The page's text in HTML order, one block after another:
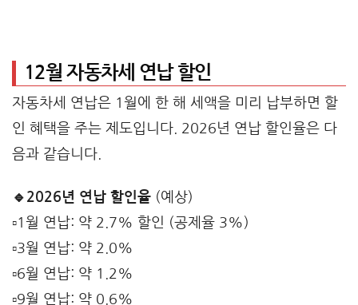
12월 자동차세 연납 할인
자동차세 연납은 1월에 한 해 세액을 미리 납부하면 할
인 혜택을 주는 제도입니다. 2026년 연납 할인율은 다
음과 같습니다.
🔹2026년 연납 할인율 (예상)
▫️1월 연납: 약 2.7% 할인 (공제율 3%)
▫️3월 연납: 약 2.0%
▫️6월 연납: 약 1.2%
▫️9월 연납: 약 0.6%